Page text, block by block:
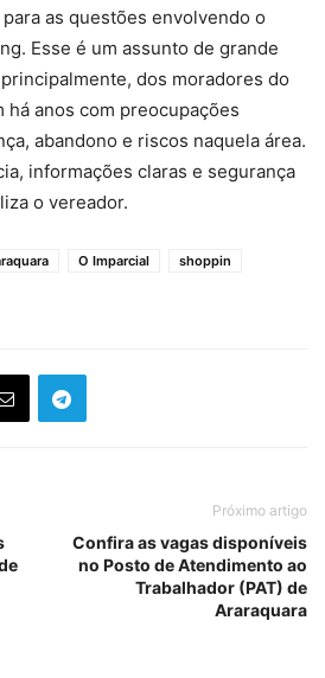
as questões envolvendo o
Esse é um assunto de grande
dos moradores do
anos com preocupações
abandono e riscos naquela área.
informações claras e segurança
o vereador.
O Imparcial
shoppin
Próximo artigo
Confira as vagas disponíveis
no Posto de Atendimento ao
Trabalhador (PAT) de
Araraquara